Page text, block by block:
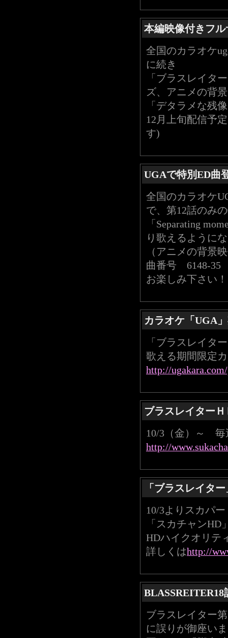
本編映像付きフ
全国のカラオケ
に続き
「ブラスレイタ
ズ、アニメの背
「デタラメな残
12月上旬配信予
す)
UGAで特別ED曲
全国のカラオケ
で、第12話のみ
「Separating
り歌えるように
（アニメの背景
曲番号 6148-35
お楽しみ下さい！
カラオケ「UGA
「ブラスレイタ
歌える期間限定
http://
ブラスレイター
10/3（金）～ 毎
http://
「ブラスレイタ
10/3よりスカパ
「スカチャン
HDハイクオリテ
詳しくはhttp://
ブラスレイター
に誤りが御座い